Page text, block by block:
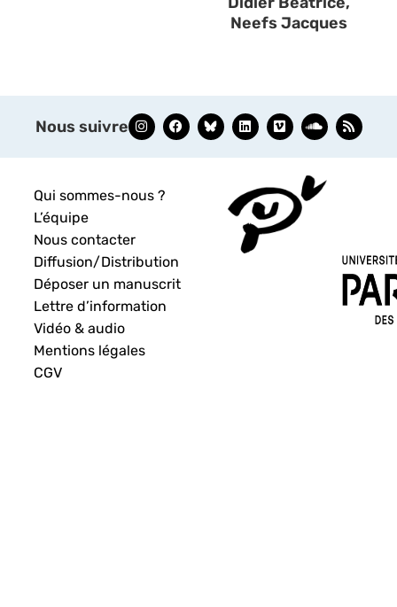
Neefs Jacques
Nous suivre
Qui sommes-nous ?
L’équipe
Nous contacter
Diffusion/Distribution
Déposer un manuscrit
Lettre d’information
Vidéo & audio
Mentions légales
CGV